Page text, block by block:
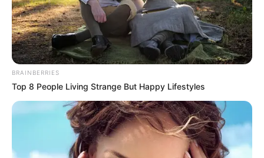
BRAINBERRIES
Top 8 People Living Strange But Happy Lifestyles